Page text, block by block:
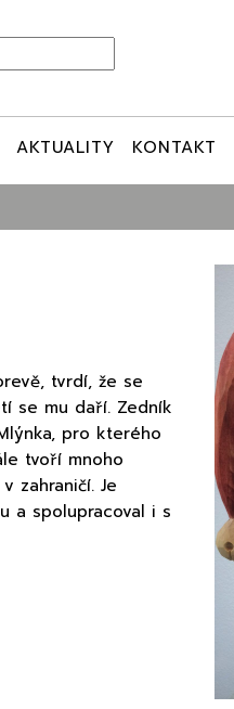
AKTUALITY KONTAKT
tvrdí, že se
se mu daří. Zedník
pro kterého
tvoří mnoho
zahraničí. Je
a spolupracoval i s